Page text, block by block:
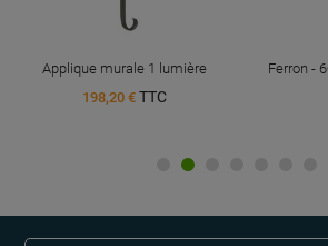
Applique murale 1 lumière
198,20 € TTC
Ferron -